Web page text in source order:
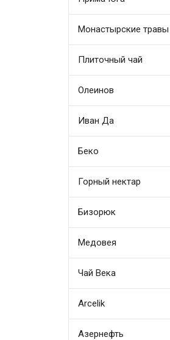
Монастырские травы
Плиточный чай
Олеинов
Иван Да
Беко
Горный нектар
Бизорюк
Медовея
Чай Века
Arcelik
Азернефть